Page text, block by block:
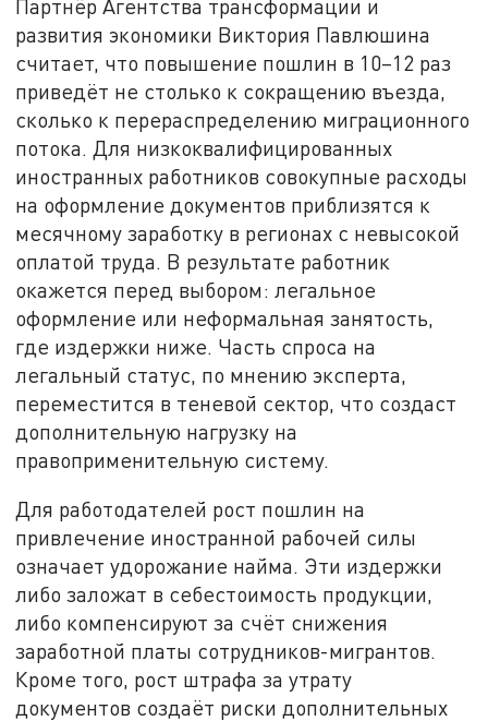
Партнёр Агентства трансформации и
развития экономики Виктория Павлюшина
считает, что повышение пошлин в 10–12 раз
приведёт не столько к сокращению въезда,
сколько к перераспределению миграционного
потока. Для низкоквалифицированных
иностранных работников совокупные расходы
на оформление документов приблизятся к
месячному заработку в регионах с невысокой
оплатой труда. В результате работник
окажется перед выбором: легальное
оформление или неформальная занятость,
где издержки ниже. Часть спроса на
легальный статус, по мнению эксперта,
переместится в теневой сектор, что создаст
дополнительную нагрузку на
правоприменительную систему.
Для работодателей рост пошлин на
привлечение иностранной рабочей силы
означает удорожание найма. Эти издержки
либо заложат в себестоимость продукции,
либо компенсируют за счёт снижения
заработной платы сотрудников-мигрантов.
Кроме того, рост штрафа за утрату
документов создаёт риски дополнительных